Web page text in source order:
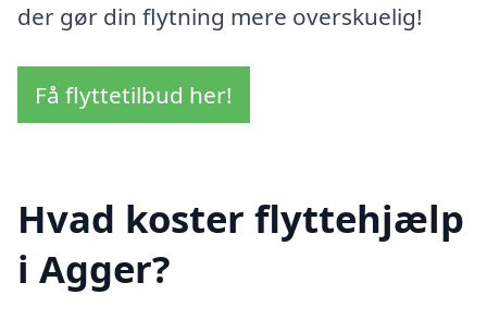
der gør din flytning mere overskuelig!
Få flyttetilbud her!
Hvad koster flyttehjælp
i Agger?